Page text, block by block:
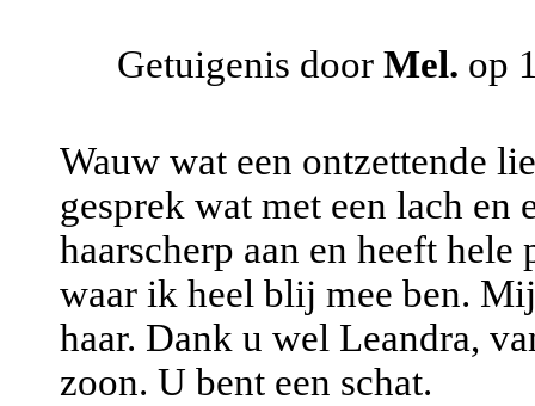
Getuigenis door Mel. op
Wauw wat een ontzettende
gesprek wat met een lach en
haarscherp aan en heeft
waar ik heel blij mee ben.
haar. Dank u wel Leandra,
zoon. U bent een schat.